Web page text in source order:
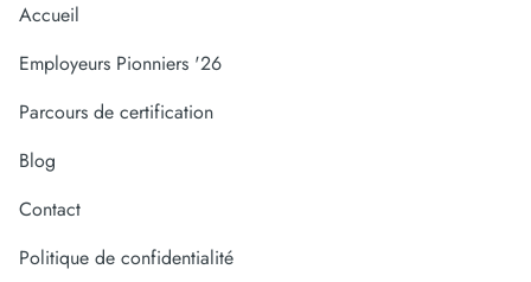
Accueil
Employeurs Pionniers '26
Parcours de certification
Blog
Contact
Politique de confidentialité